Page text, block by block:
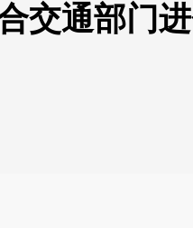
交通部门